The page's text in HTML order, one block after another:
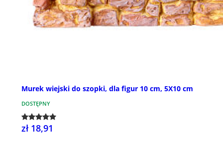
Murek wiejski do szopki, dla figur 10 cm, 5X10 cm
DOSTĘPNY
zł 18,91